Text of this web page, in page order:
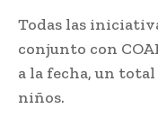
Todas las
conjunto con
a la fecha, un
niños.